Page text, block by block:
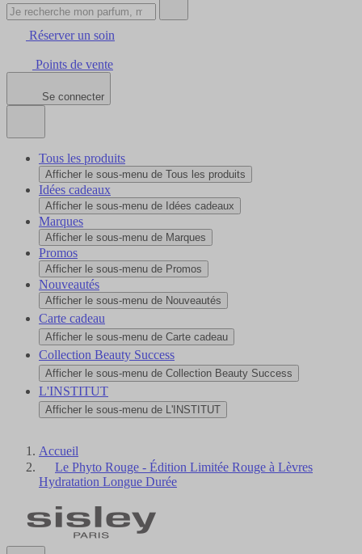
Réserver un soin
Points de vente
Se connecter
Tous les produits
Afficher le sous-menu de Tous les produits
Idées cadeaux
Afficher le sous-menu de Idées cadeaux
Marques
Afficher le sous-menu de Marques
Promos
Afficher le sous-menu de Promos
Nouveautés
Afficher le sous-menu de Nouveautés
Carte cadeau
Afficher le sous-menu de Carte cadeau
Collection Beauty Success
Afficher le sous-menu de Collection Beauty Success
L'INSTITUT
Afficher le sous-menu de L'INSTITUT
Accueil
Le Phyto Rouge - Édition Limitée Rouge à Lèvres
Hydratation Longue Durée